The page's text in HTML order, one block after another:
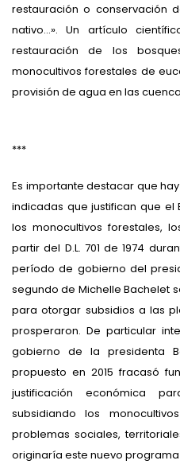
restauración o conservación
nativo…». Un artículo
restauración de los
monocultivos forestales de
provisión de agua en las
***
Es importante destacar que
indicadas que justifican que el
los monocultivos forestales,
partir del D.L. 701 de 1974
período de gobierno del
segundo de Michelle Bachelet
para otorgar subsidios a las
prosperaron. De particular
gobierno de la presidenta
propuesto en 2015 fracasó
justificación económica
subsidiando los
problemas sociales,
originaría este nuevo